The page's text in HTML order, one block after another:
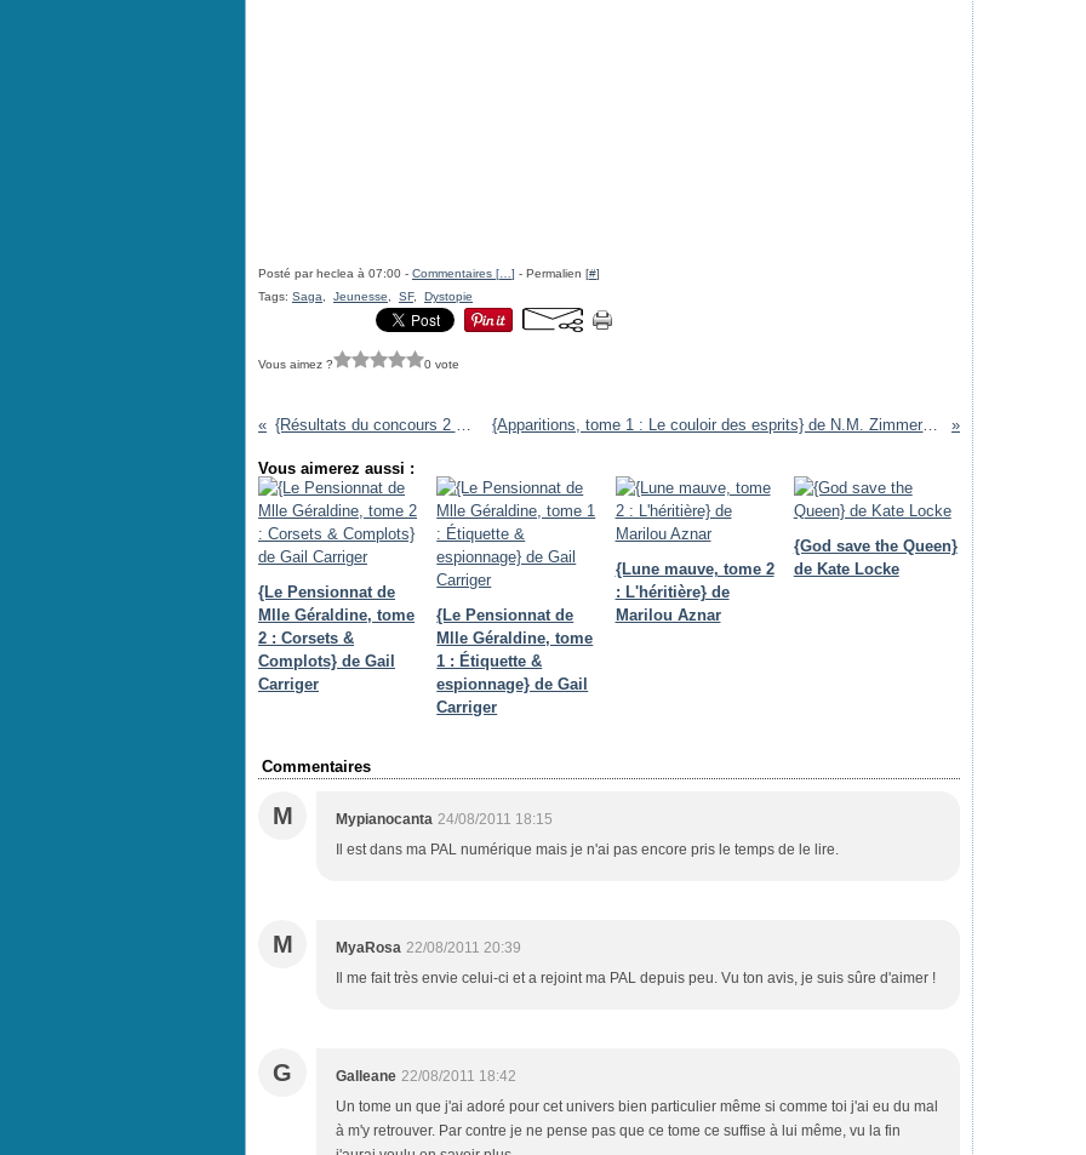
Posté par heclea à 07:00 - Commentaires [ ] - Permalien [#]
Tags: Saga Jeunesse SF, Dystopie
Vous aimez ? 0 vote
{Résultats du concours 2 ans} {Apparitions, tome 1 : Le couloir des esprits} de N.M. Zimmermann
Vous aimerez aussi :
{Le Pensionnat de
Mlle Géraldine, tome
2 : Corsets &
Complots} de Gail
Carriger
{Le Pensionnat de
Mlle Géraldine, tome
1 : Étiquette &
espionnage} de Gail
Carriger
{Lune mauve, tome 2
: L'héritière} de
Marilou Aznar
{God save the Queen}
de Kate Locke
Commentaires
M Mypianocanta 24/08/2011 18:15
Il est dans ma PAL numérique mais je n'ai pas encore pris le temps de le lire.
M MyaRosa 22/08/2011 20:39
Il me fait très envie celui-ci et a rejoint ma PAL depuis peu. Vu ton avis, je suis sûre d'aimer !
G Galleane 22/08/2011 18:42
Un tome un que j'ai adoré pour cet univers bien particulier même si comme toi j'ai eu du mal
à m'y retrouver. Par contre je ne pense pas que ce tome ce suffise à lui même, vu la fin